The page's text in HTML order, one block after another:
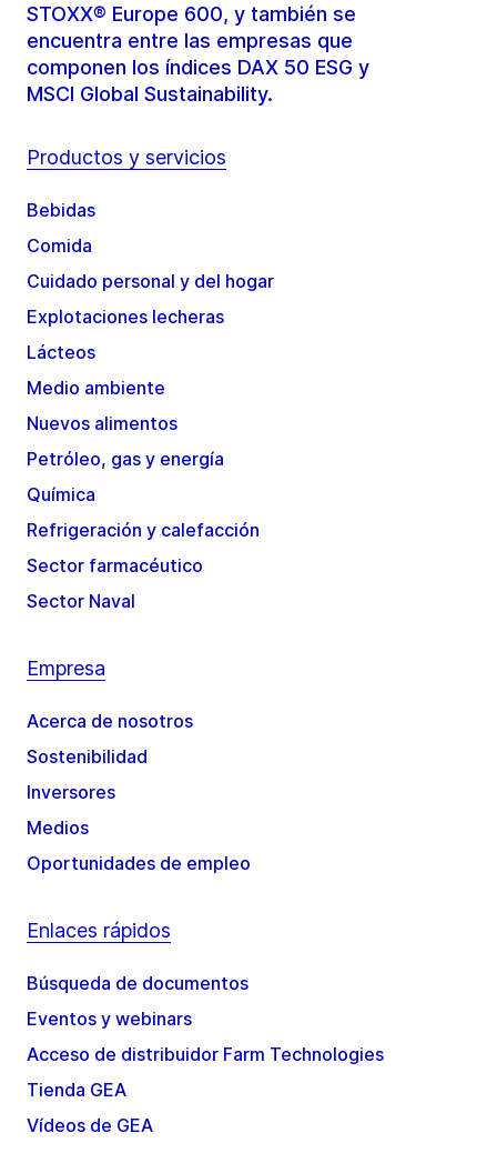
STOXX® Europe 600, y también se
encuentra entre las empresas que
componen los índices DAX 50 ESG y
MSCI Global Sustainability.
Productos y servicios
Bebidas
Comida
Cuidado personal y del hogar
Explotaciones lecheras
Lácteos
Medio ambiente
Nuevos alimentos
Petróleo, gas y energía
Química
Refrigeración y calefacción
Sector farmacéutico
Sector Naval
Empresa
Acerca de nosotros
Sostenibilidad
Inversores
Medios
Oportunidades de empleo
Enlaces rápidos
Búsqueda de documentos
Eventos y webinars
Acceso de distribuidor Farm Technologies
Tienda GEA
Vídeos de GEA